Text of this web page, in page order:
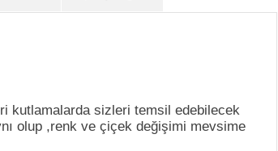
kutlamalarda sizleri temsil edebilecek
olup ,renk ve çiçek değişimi mevsime